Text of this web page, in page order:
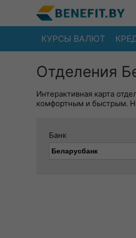
КУРСЫ ВАЛЮТ
Отделения
Интерактивная карта
комфортным и быстрым.
Банк